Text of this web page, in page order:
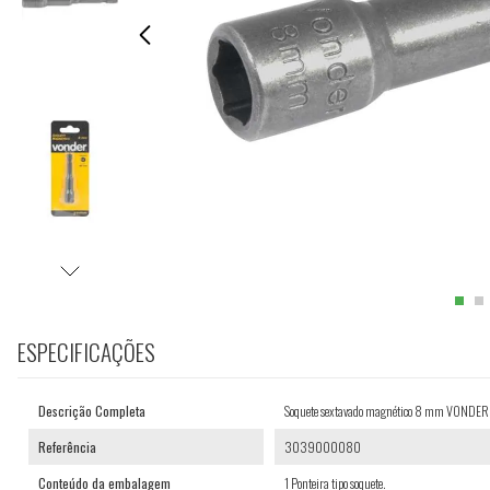
ESPECIFICAÇÕES
Descrição Completa
Soquete sextavado magnético 8 mm VONDER
Referência
3039000080
Conteúdo da embalagem
1 Ponteira tipo soquete.